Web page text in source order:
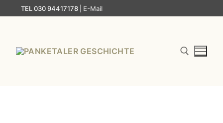
Inhalt
TEL 030 94417178 | E-Mail